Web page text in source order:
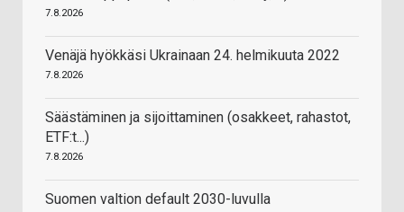
7.8.2026
Venäjä hyökkäsi Ukrainaan 24. helmikuuta 2022
7.8.2026
Säästäminen ja sijoittaminen (osakkeet, rahastot,
ETF:t...)
7.8.2026
Suomen valtion default 2030-luvulla